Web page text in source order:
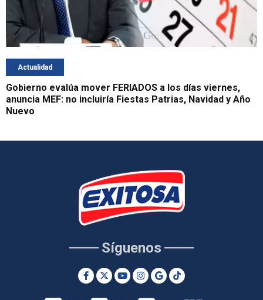
Actualidad
Gobierno evalúa mover FERIADOS a los días viernes,
anuncia MEF: no incluiría Fiestas Patrias, Navidad y Año
Nuevo
Síguenos